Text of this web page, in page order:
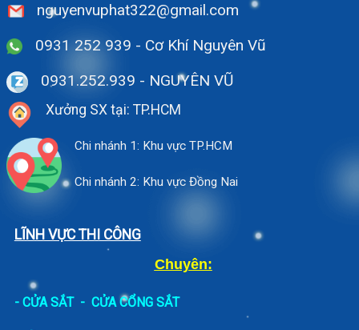
nguyenvuphat322@gmail.com
0931 252 939 - Cơ Khí Nguyên Vũ
0931.252.939 - NGUYÊN VŨ
Xưởng SX tại: TP.HCM
Chi nhánh 1: Khu vực TP.HCM
Chi nhánh 2: Khu vực Đồng Nai
LĨNH VỰC THI CÔNG
Chuyên:
- CỬA SẮT- CỬA CỔNG SẮT